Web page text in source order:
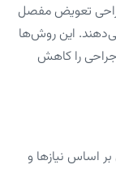
تعویض مفصل
می‌دهند. این روش‌ها
جراحی را کاهش
اساس نیازها و